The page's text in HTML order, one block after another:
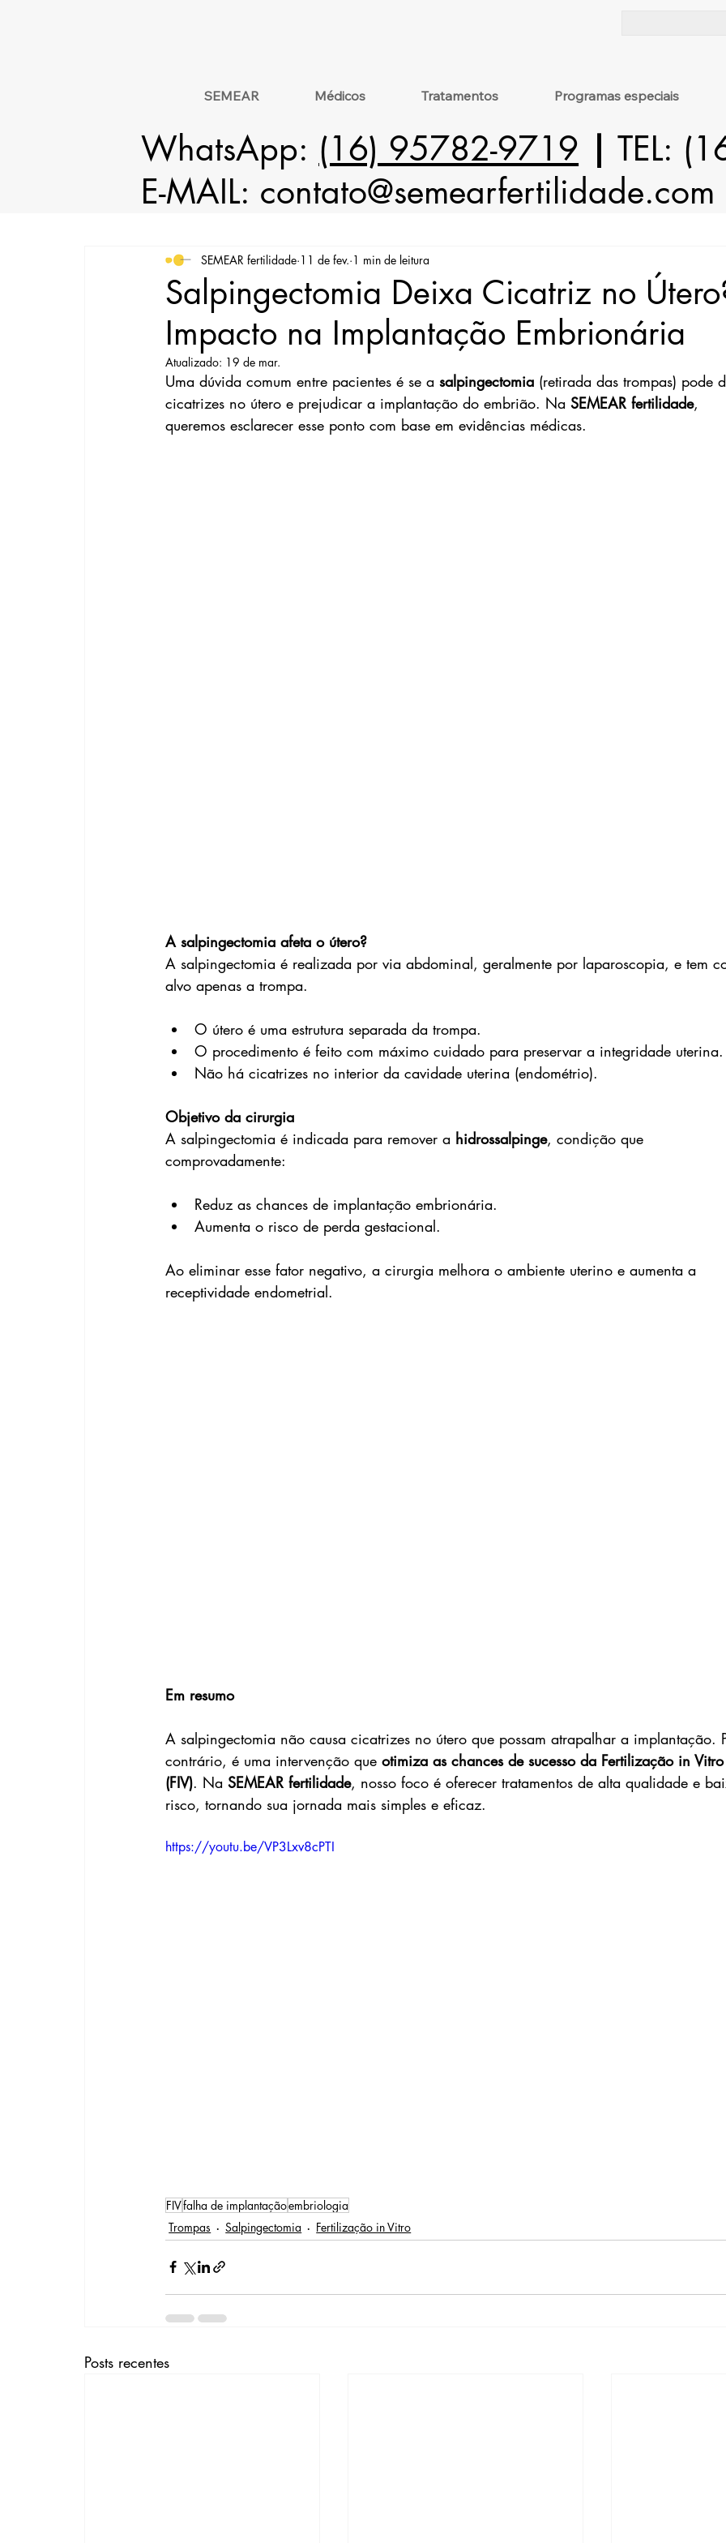
SEMEAR Médicos Tratamentos Programas especiais
WhatsApp: (16) 95782-9719
TEL:
E-MAIL: contato@semearfertilidade.com
Salpingectomia Deixa Cicatriz no
Impacto na Implantação Embrionária
SEMEAR fertilidade 11 de fev. 1 min de leitura
Atualizado: 19 de mar.
Uma dúvida comum entre pacientes é se a salpingectomia (retirada das trompas) pode
cicatrizes no útero e prejudicar a implantação do embrião. Na SEMEAR fertilidade,
queremos esclarecer esse ponto com base em evidências médicas.
A salpingectomia afeta o útero?
A salpingectomia é realizada por via abdominal, geralmente por laparoscopia, e tem
alvo apenas a trompa.
O útero é uma estrutura separada da trompa.
O procedimento é feito com máximo cuidado para preservar a integridade uterina.
Não há cicatrizes no interior da cavidade uterina (endométrio).
Objetivo da cirurgia
A salpingectomia é indicada para remover a hidrossalpinge, condição que
comprovadamente:
Reduz as chances de implantação embrionária.
Aumenta o risco de perda gestacional.
Ao eliminar esse fator negativo, a cirurgia melhora o ambiente uterino e aumenta a
receptividade endometrial.
Em resumo
A salpingectomia não causa cicatrizes no útero que possam atrapalhar a implantação.
contrário, é uma intervenção que otimiza as chances de sucesso da Fertilização in
(FIV). Na SEMEAR fertilidade, nosso foco é oferecer tratamentos de alta qualidade e
risco, tornando sua jornada mais simples e eficaz.
https://youtu.be/VP3Lxv8cPTI
FIVfalha de implantaçãoembriologia
Trompas
Salpingectomia Fertilização in Vitro
Posts recentes